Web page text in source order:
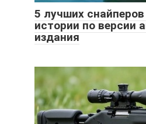
5 лучших
истории по версии
издания